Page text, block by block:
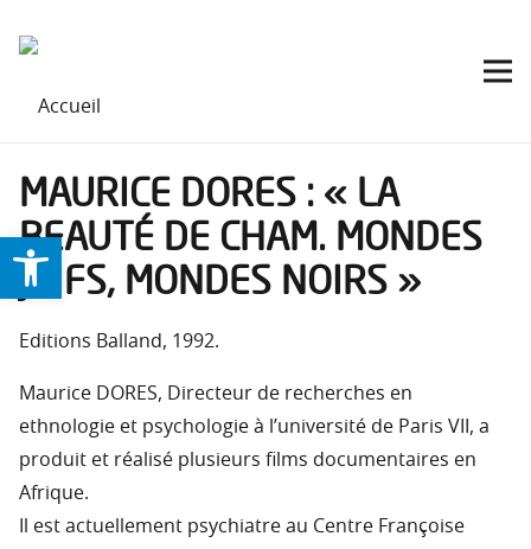
MAURICE DORES : « LA
BEAUTÉ DE CHAM. MONDES
JUIFS, MONDES NOIRS »
Editions Balland, 1992.
Maurice DORES, Directeur de recherches en
ethnologie et psychologie à l’université de Paris VII, a
produit et réalisé plusieurs films documentaires en
Afrique.
Il est actuellement psychiatre au Centre Françoise
Ouvrir la barre d’outils